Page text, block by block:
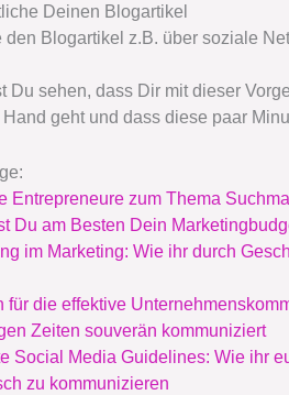
Deinen Blogartikel
den Blogartikel z.B. über soziale
Du sehen, dass Dir mit dieser
Hand geht und dass diese paar
Entrepreneure zum Thema
Du am Besten Dein
im Marketing: Wie ihr durch
für die effektive
Zeiten souverän kommuniziert
Social Media Guidelines: Wie ihr
zu kommunizieren